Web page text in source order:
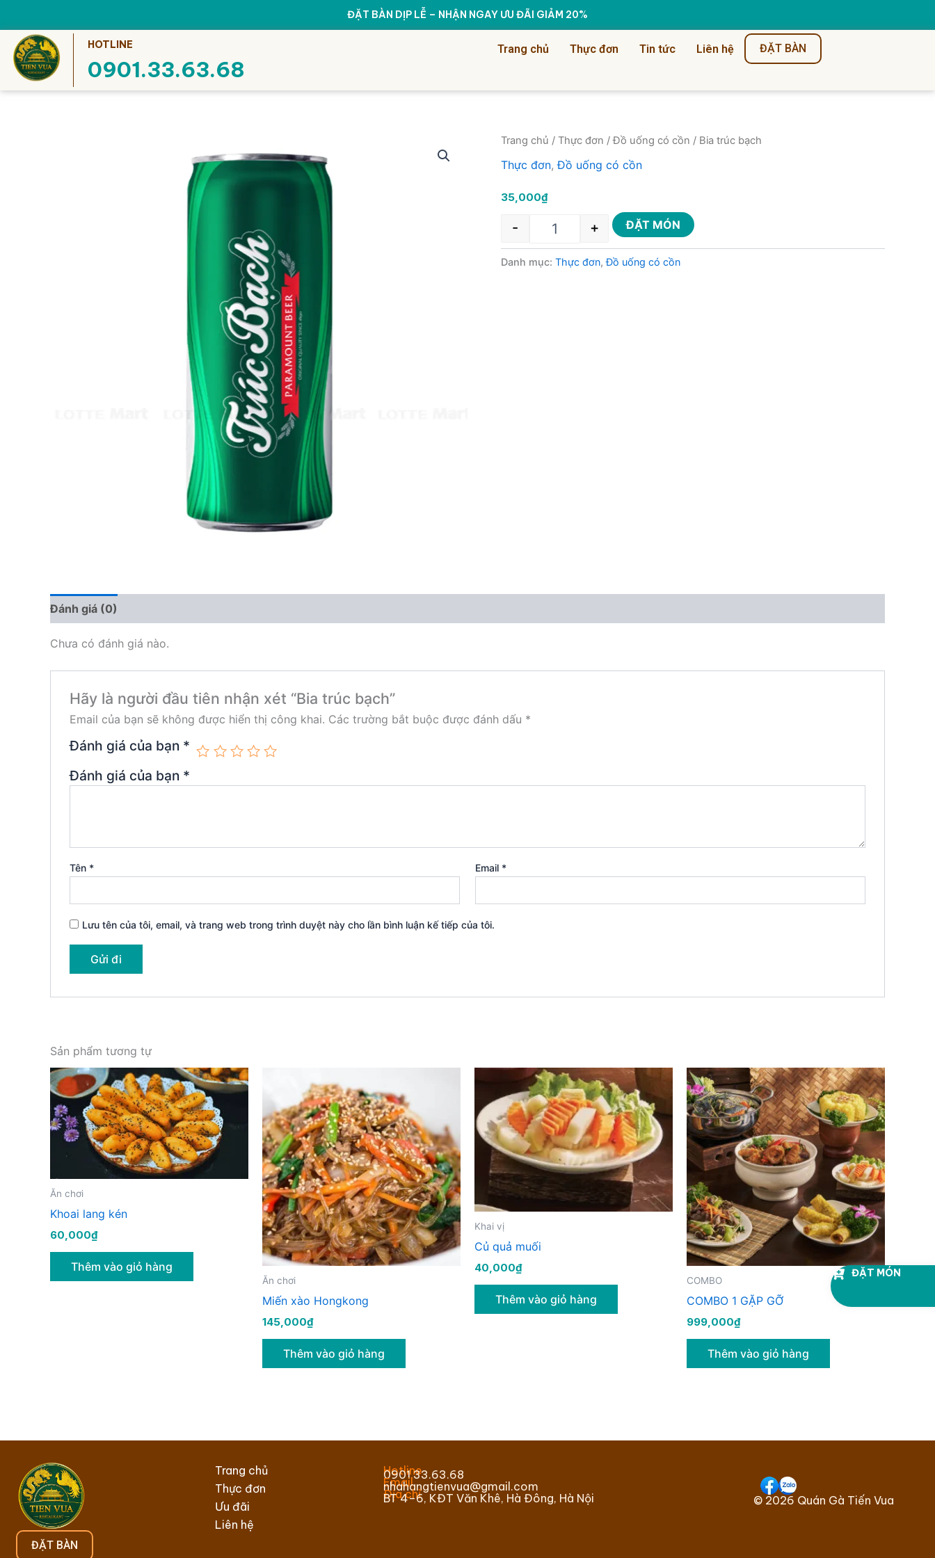
tới
nội
dung
ĐẶT BÀN DỊP LỄ – NHẬN NGAY ƯU ĐÃI GIẢM 20%
HOTLINE
0901.33.63.68
Trang chủ Thực đơn Tin tức Liên hệ ĐẶT BÀN
Trang chủ / Thực đơn /Đồ uống có cồn / Bia trúc bạch
Thực đơn,Đồ uống có cồn
35,000₫
Quantity
- + ĐẶT MÓN
Danh mục: Thực đơn,Đồ uống có cồn
Đánh giá (0)
Chưa có đánh giá nào.
Hãy là người đầu tiên nhận xét “Bia trúc bạch”
Email của bạn sẽ không được hiển thị công khai. Các trường bắt buộc được đánh dấu *
Đánh giá của bạn *
Đánh giá của bạn *
Tên * Email *
Lưu tên của tôi, email, và trang web trong trình duyệt này cho lần bình luận kế tiếp của tôi.
Sản phẩm tương tự
Ăn chơi
Khoai lang kén
60,000₫
Thêm vào giỏ hàng
Ăn chơi
Miến xào Hongkong
145,000₫
Thêm vào giỏ hàng
Khai vị
Củ quả muối
40,000₫
Thêm vào giỏ hàng
COMBO
COMBO 1 GẶP GỠ
999,000₫
Thêm vào giỏ hàng
ĐẶT MÓN
ĐẶT BÀN
Trang chủ
Thực đơn
Ưu đãi
Liên hệ
Hotline
0901.33.63.68
Email
nhahangtienvua@gmail.com
Địa chỉ
BT 4–6, KĐT Văn Khê, Hà Đông, Hà Nội © 2026 Quán Gà Tiến Vua